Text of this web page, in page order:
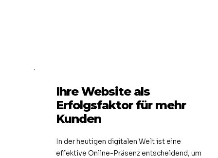
Ihre Website als
Erfolgsfaktor für mehr
Kunden
In der heutigen digitalen Welt ist eine
effektive Online-Präsenz entscheidend, um